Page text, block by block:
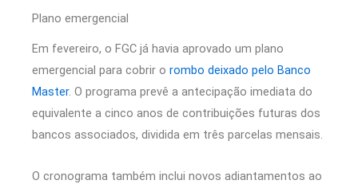
Plano emergencial
Em fevereiro, o FGC já havia aprovado um plano
emergencial para cobrir o rombo deixado pelo Banco
Master. O programa prevê a antecipação imediata do
equivalente a cinco anos de contribuições futuras dos
bancos associados, dividida em três parcelas mensais.
O cronograma também inclui novos adiantamentos ao